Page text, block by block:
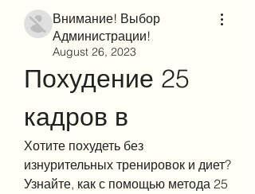
Внимание! Выбор
Администрации!
August 26, 2023
Похудение 25
кадров в
Хотите похудеть без
изнурительных тренировок и диет?
Узнайте, как с помощью метода 25